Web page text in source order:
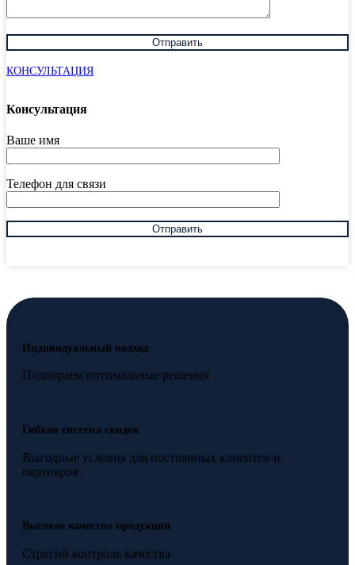
КОНСУЛЬТАЦИЯ
Консультация
Ваше имя
Телефон для связи
Индивидуальный подход
Подбираем оптимальные решения
Гибкая система скидок
Выгодные условия для постоянных клиентов и
партнёров
Высокое качество продукции
Строгий контроль качества